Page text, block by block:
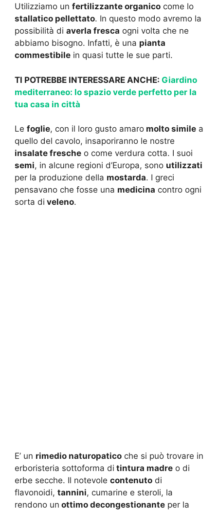
Utilizziamo un fertilizzante organico come lo
stallatico pellettato. In questo modo avremo la
possibilità di averla fresca ogni volta che ne
abbiamo bisogno. Infatti, è una pianta
commestibile in quasi tutte le sue parti.
TI POTREBBE INTERESSARE ANCHE: Giardino
mediterraneo: lo spazio verde perfetto per la
tua casa in città
Le foglie, con il loro gusto amaro molto simile a
quello del cavolo, insaporiranno le nostre
insalate fresche o come verdura cotta. I suoi
semi, in alcune regioni d’Europa, sono utilizzati
per la produzione della mostarda. I greci
pensavano che fosse una medicina contro ogni
sorta di veleno.
E’ un rimedio naturopatico che si può trovare in
erboristeria sottoforma di tintura madre o di
erbe secche. Il notevole contenuto di
flavonoidi, tannini, cumarine e steroli, la
rendono un ottimo decongestionante per la